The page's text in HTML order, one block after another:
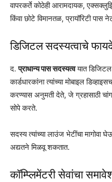
वापरकर्ते कोठेही आरामदायक,
किंवा छोटे विमानतळ, प्रायॉरिटी
डिजिटल सदस्यत्वाचे
द.प्राधान्य पास सदस्यत्वयात डिजिटल
कार्डधारकांना त्यांच्या मोबाइल
करण्यास अनुमती देते, जे ग्रहासाठी
सोपे करते.
सदस्य त्यांच्या लाउंज भेटींचा मागोवा
अद्यतने मिळवू शकतात.
कॉम्प्लिमेंटरी सेवांचा